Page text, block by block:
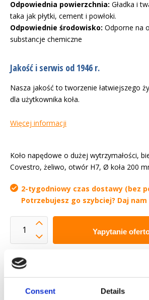
Consent Details
Odpowiednia powierzchnia: Gładka i
taka jak płytki, cement i powłoki.
Odpowiednie środowisko: Odporne na
substancje chemiczne
Jakość i serwis od 1946 r.
Nasza jakość to tworzenie łatwiejszego
dla użytkownika koła.
Więcej informacji
Koło napędowe o dużej wytrzymałości,
Covestro, żeliwo, otwór H7, Ø koła 200
2-tygodniowy czas dostawy (bez
Potrzebujesz go szybciej? Daj nam
Yapytanie
Chcemy ułatwić ci życie zawodowe
Szybka dostawa
Modele 3D CAD